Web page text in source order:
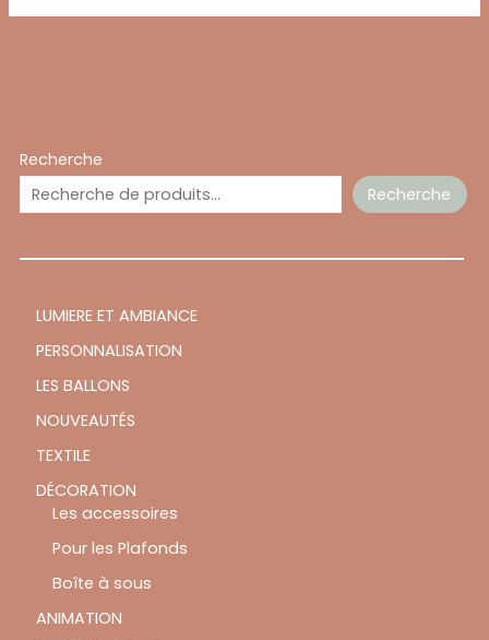
Recherche
Recherche
LUMIERE ET AMBIANCE
PERSONNALISATION
LES BALLONS
NOUVEAUTÉS
TEXTILE
DÉCORATION
Les accessoires
Pour les Plafonds
Boîte à sous
ANIMATION